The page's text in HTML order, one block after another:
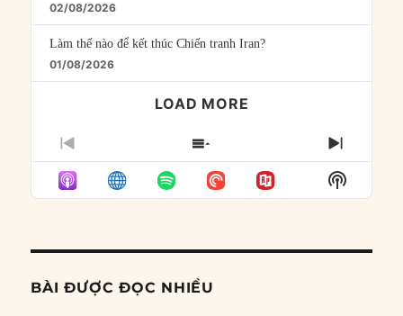
02/08/2026
Làm thế nào để kết thúc Chiến tranh Iran?
01/08/2026
LOAD MORE
PREVIOUS
EPISODE
SHOW
EPISODES
LIST
NEXT
Show
Podcast
BÀI ĐƯỢC ĐỌC NHIỀU